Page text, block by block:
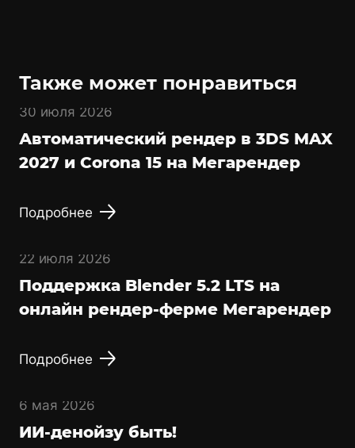
Также может понравиться
30 июля 2026
Автоматический рендер в 3DS MAX
2027 и Corona 15 на Мегарендер
Подробнее
22 июля 2026
Поддержка Blender 5.2 LTS на
онлайн рендер-ферме Мегарендер
Подробнее
6 мая 2026
ИИ-денойзу быть!